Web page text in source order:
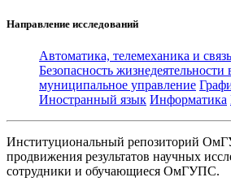
Направление исследований
Автоматика, телемеханика и
Безопасность жизнедеятельности
муниципальное управление
Иностранный язык Информатика
Институциональный репозиторий
продвижения результатов научных
сотрудники и обучающиеся ОмГУПС.